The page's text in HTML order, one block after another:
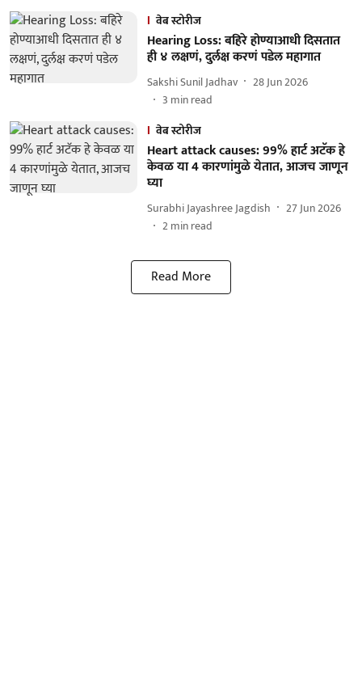
वेब स्टोरीज
Hearing Loss: बहिरे होण्याआधी दिसतात
ही ४ लक्षणं, दुर्लक्ष करणं पडेल महागात
Sakshi Sunil Jadhav
28 Jun 2026
3 min read
वेब स्टोरीज
Heart attack causes: 99% हार्ट अटॅक हे
केवळ या 4 कारणांमुळे येतात, आजच जाणून
घ्या
Surabhi Jayashree Jagdish
27 Jun 2026
2min read
Read More